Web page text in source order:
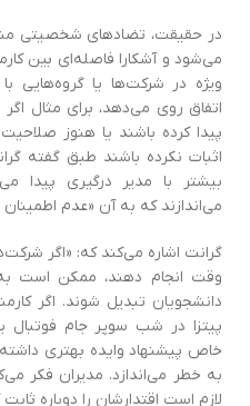
در حقیقت‌، تضادهای شخصیتی
می‌شود و آشکارا فاصله‌اي بین
ویژه در شرکت‌ها یا گروه‌هایی
اتفاق روی می‌دهد‌، برای مثال
پیدا کرده باشند یا هنوز
اثبات نکرده باشند طبق گفته
بیشتر با مدیر درگیری پیدا
مي‌اندازند که به آن «عدم
گرانت اشاره می‌کند که‌: «اگر
وقت انجام دهند‌، ممکن است به
دانشجویان تبدیل شوند‌. اگر
پیتزا در شب سوپر جام فوتبال
خاص پیشنهاد و‌ايده بهتری
به خطر مي‌اندازد‌. مدیران فکر
لازم است اقتدارشان را دوباره